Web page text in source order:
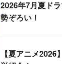
2026年7月夏ド
勢ぞろい！
【夏アニメ